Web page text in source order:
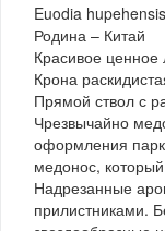
Euodia
Родина – Китай
Красивое
Крона
Прямой ствол с
Чрезвычайно
оформления
медонос,
Надрезанные
прилистниками.